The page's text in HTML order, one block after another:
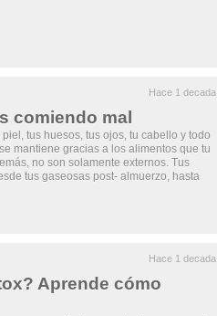
Hace 1 decada
comiendo mal
tus huesos, tus ojos, tu cabello y todo
mantiene gracias a los alimentos que tu
no son solamente externos. Tus
tus gaseosas post- almuerzo, hasta
Hace 1 decada
Aprende cómo